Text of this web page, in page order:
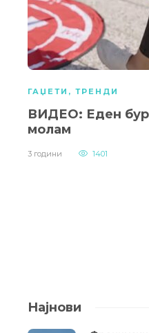
ГАЏЕТИ , ТРЕНДИ
ВИДЕО: Еден
молам
3 години 1401
Најнови